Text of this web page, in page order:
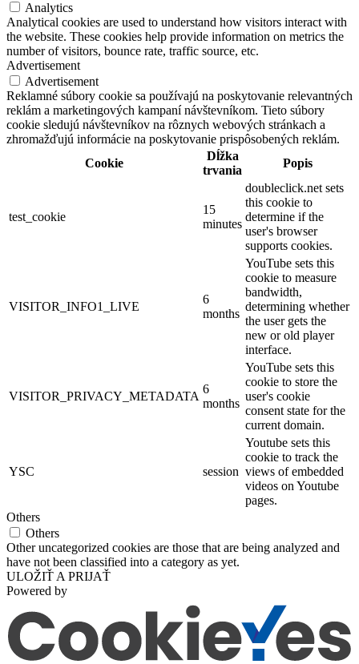
Analytics
Analytical cookies are used to understand how visitors interact with
the website. These cookies help provide information on metrics the
number of visitors, bounce rate, traffic source, etc.
Advertisement
Advertisement
Reklamné súbory cookie sa používajú na poskytovanie relevantných
reklám a marketingových kampaní návštevníkom. Tieto súbory
cookie sledujú návštevníkov na rôznych webových stránkach a
zhromažďujú informácie na poskytovanie prispôsobených reklám.
Cookie
Dĺžka
trvania
Popis
test_cookie
15
minutes
doubleclick.net sets
this cookie to
determine if the
user's browser
supports cookies.
VISITOR_INFO1_LIVE
6
months
YouTube sets this
cookie to measure
bandwidth,
determining whether
the user gets the
new or old player
interface.
VISITOR_PRIVACY_METADATA
6
months
YouTube sets this
cookie to store the
user's cookie
consent state for the
current domain.
YSC session
Youtube sets this
cookie to track the
views of embedded
videos on Youtube
pages.
Others
Others
Other uncategorized cookies are those that are being analyzed and
have not been classified into a category as yet.
ULOŽIŤ A PRIJAŤ
Powered by